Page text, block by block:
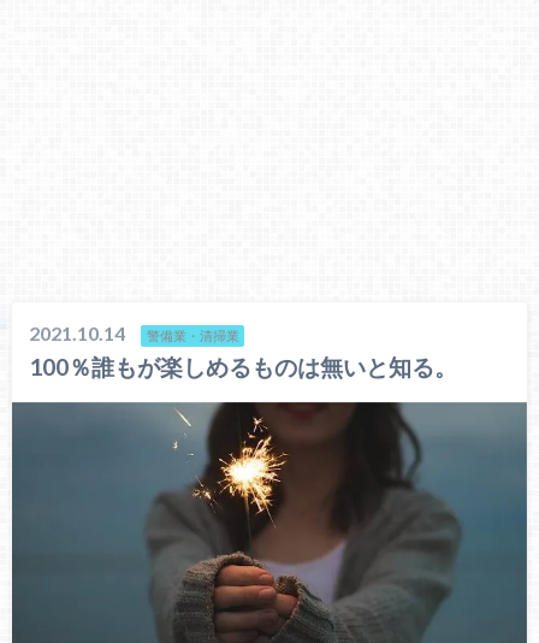
2021.10.14 警備業・清掃業
100％誰もが楽しめるものは無いと知る。